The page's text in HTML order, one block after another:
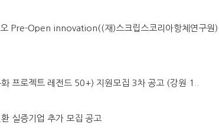
Pre-Open innovation((재)스크립스코리아항체연구원)..
프로젝트 레전드 50+) 지원모집 3차 공고 (강원 1..
실증기업 추가 모집 공고